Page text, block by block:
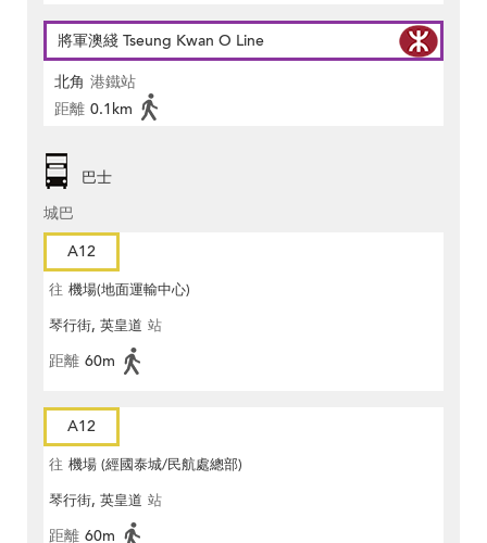
將軍澳綫 Tseung Kwan O Line
北角 港鐵站
距離 0.1km
巴士
城巴
A12
往 機場(地面運輸中心)
琴行街, 英皇道 站
距離 60m
A12
往 機場 (經國泰城/民航處總部)
琴行街, 英皇道 站
距離 60m